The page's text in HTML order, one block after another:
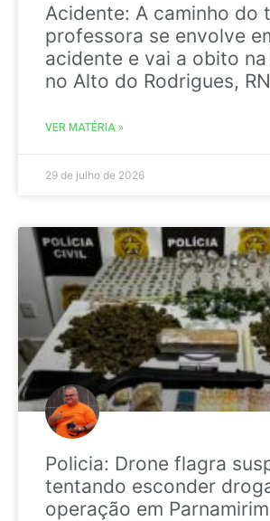
Acidente: A caminho do
professora se envolve
acidente e vai a obito na
no Alto do Rodrigues, RN
VER MATÉRIA »
29 de julho de 2026
Policia: Drone flagra
tentando esconder
operação em Parnamirim